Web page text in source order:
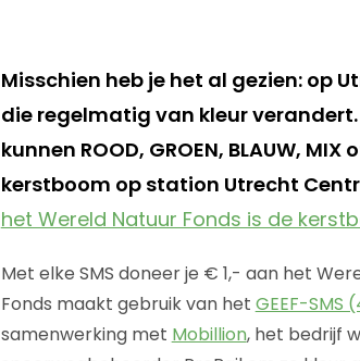
Misschien heb je het al gezien: op
die regelmatig van kleur
kunnen ROOD, GROEN, BLAUW,
kerstboom op station Utrecht
het Wereld Natuur Fonds is de
Met elke SMS doneer je € 1,- aan het
Fonds maakt gebruik van het GEEF-SMS
samenwerking met Mobillion, het bedrijf